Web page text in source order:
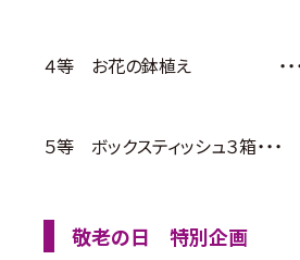
４等 お花の鉢植え ・・・
５等 ボックスティッシュ３箱・・
敬老の日 特別企画